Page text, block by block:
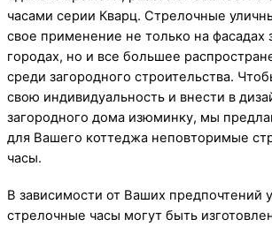
часами серии Кварц. Стрелочные
свое применение не только на фасадах
городах, но и все большее
среди загородного строительства.
свою индивидуальность и внести в
загородного дома изюминку, мы
для Вашего коттеджа неповторимые
часы.
В зависимости от Ваших предпочтений
стрелочные часы могут быть